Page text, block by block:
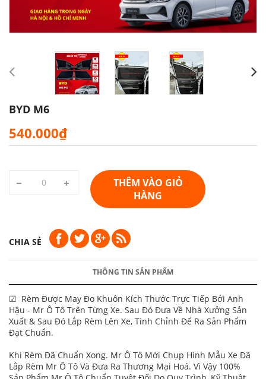
BYD M6
540.000₫
THÊM VÀO GIỎ
HÀNG
CHIA SẺ
THÔNG TIN SẢN PHẨM
☑ Rèm Được May Đo Khuôn Kích Thước Trực Tiếp Bởi Anh
Hậu - Mr Ô Tô Trên Từng Xe. Sau Đó Đưa Về Nhà Xưởng Sản
Xuất & Sau Đó Lắp Rèm Lên Xe, Tinh Chỉnh Để Ra Sản Phẩm
Đạt Chuẩn.
Khi Rèm Đã Chuẩn Xong. Mr Ô Tô Mới Chụp Hình Mẫu Xe Đã
Lắp Rèm Mr Ô Tô Và Đưa Ra Thương Mại Hoá. Vì Vậy 100%